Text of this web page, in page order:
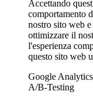
Accettando
comportamento
nostro sito web
ottimizzare il
l'esperienza
questo sito web
Google
A/B-Testing